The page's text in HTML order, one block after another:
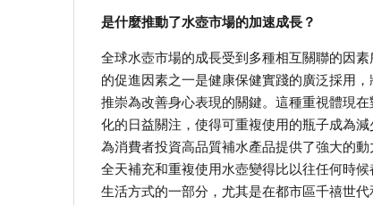
是什麼推動了水壺市場的加速成長？
全球水壺市場的成長受到多種相互關聯的因
的促進因素之一是健康保健實踐的廣泛採用
推崇為改善身心表現的關鍵。這種重視體現
化的日益關注，使得可重複使用的瓶子成為
為消費者投資高品質補水產品提供了強大的
全天補充和重複使用水壺變得比以往任何時
生活方式的一部分，尤其是在都市區千禧世